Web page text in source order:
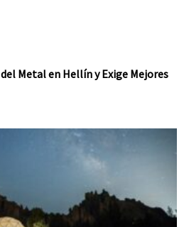
Metal en Hellín y Exige Mejores